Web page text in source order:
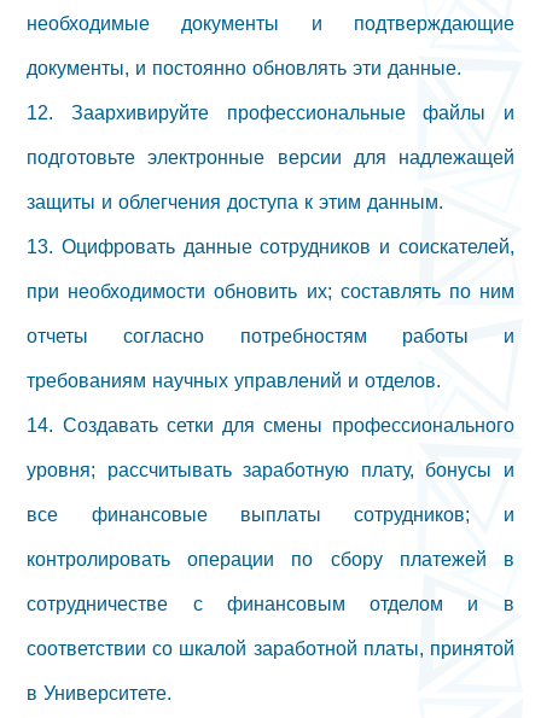
необходимые документы и подтверждающие
документы, и постоянно обновлять эти данные.
12. Заархивируйте профессиональные файлы и
подготовьте электронные версии для надлежащей
защиты и облегчения доступа к этим данным.
13. Оцифровать данные сотрудников и соискателей,
при необходимости обновить их; составлять по ним
отчеты согласно потребностям работы и
требованиям научных управлений и отделов.
14. Создавать сетки для смены профессионального
уровня; рассчитывать заработную плату, бонусы и
все финансовые выплаты сотрудников; и
контролировать операции по сбору платежей в
сотрудничестве с финансовым отделом и в
соответствии со шкалой заработной платы, принятой
в Университете.